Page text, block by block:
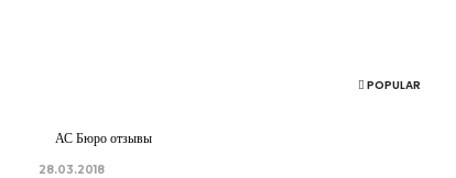
POPULAR
АС Бюро отзывы
28.03.2018